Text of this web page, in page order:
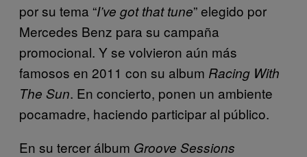
por su tema “I’ve got that tune” elegido por
Mercedes Benz para su campaña
promocional. Y se volvieron aún más
famosos en 2011 con su album Racing With
The Sun. En concierto, ponen un ambiente
pocamadre, haciendo participar al público.
En su tercer álbum Groove Sessions